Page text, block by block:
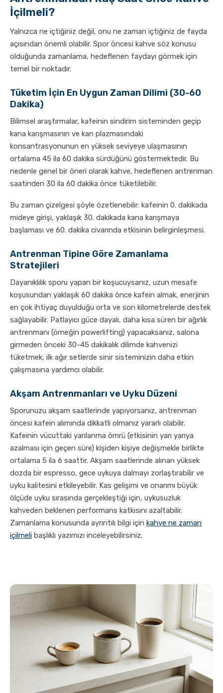
İçilmeli?
Yalnızca ne içtiğiniz değil, onu ne zaman içtiğiniz de fayda
açısından önemli olabilir. Spor öncesi kahve söz konusu
olduğunda zamanlama, hedeflenen faydayı görmek için
temel bir noktadır.
Tüketim İçin En Uygun Zaman Dilimi (30-60
Dakika)
Bilimsel araştırmalar, kafeinin sindirim sisteminden geçip
kana karışmasının ve kan plazmasındaki
konsantrasyonunun en yüksek seviyeye ulaşmasının
ortalama 45 ila 60 dakika sürdüğünü göstermektedir. Bu
nedenle genel bir öneri olarak kahve, hedeflenen antrenman
saatinden 30 ila 60 dakika önce tüketilebilir.
Bu zaman çizelgesi şöyle özetlenebilir: kafeinin 0. dakikada
mideye girişi, yaklaşık 30. dakikada kana karışmaya
başlaması ve 60. dakika civarında etkisinin belirginleşmesi.
Antrenman Tipine Göre Zamanlama
Stratejileri
Dayanıklılık sporu yapan bir koşucuysanız, uzun mesafe
koşusundan yaklaşık 60 dakika önce kafein almak, enerjinin
en çok ihtiyaç duyulduğu orta ve son kilometrelerde destek
sağlayabilir. Patlayıcı güce dayalı, daha kısa süren bir ağırlık
antrenmanı (örneğin powerlifting) yapacaksanız, salona
girmeden önceki 30-45 dakikalık dilimde kahvenizi
tüketmek, ilk ağır setlerde sinir sisteminizin daha etkin
çalışmasına yardımcı olabilir.
Akşam Antrenmanları ve Uyku Düzeni
Sporunuzu akşam saatlerinde yapıyorsanız, antrenman
öncesi kafein alımında dikkatli olmanız yararlı olabilir.
Kafeinin vücuttaki yarılanma ömrü (etkisinin yarı yarıya
azalması için geçen süre) kişiden kişiye değişmekle birlikte
ortalama 5 ila 6 saattir. Akşam saatlerinde alınan yüksek
dozda bir espresso, gece uykuya dalmayı zorlaştırabilir ve
uyku kalitesini etkileyebilir. Kas gelişimi ve onarımı büyük
ölçüde uyku sırasında gerçekleştiği için, uykusuzluk
kahveden beklenen performans katkısını azaltabilir.
Zamanlama konusunda ayrıntılı bilgi için kahve ne zaman
içilmeli başlıklı yazımızı inceleyebilirsiniz.